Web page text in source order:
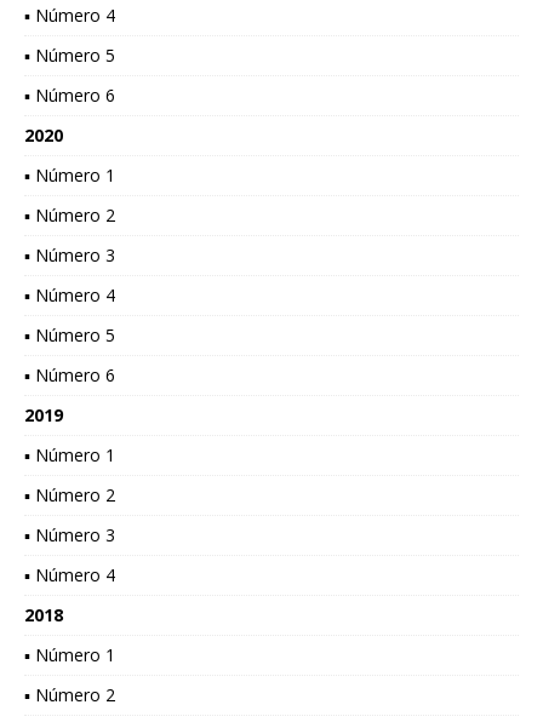
▪ Número 4
▪ Número 5
▪ Número 6
2020
▪ Número 1
▪ Número 2
▪ Número 3
▪ Número 4
▪ Número 5
▪ Número 6
2019
▪ Número 1
▪ Número 2
▪ Número 3
▪ Número 4
2018
▪ Número 1
▪ Número 2